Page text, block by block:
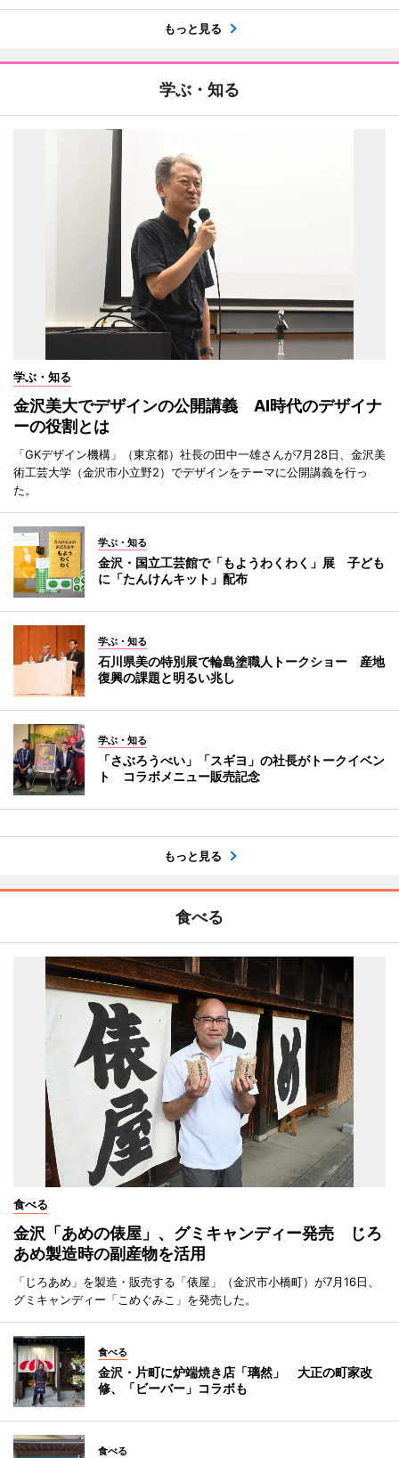
もっと見る
学ぶ・知る
学ぶ・知る
金沢美大でデザインの公開講義 AI時代のデザイナ
ーの役割とは
「GKデザイン機構」（東京都）社長の田中一雄さんが7月28日、金沢美
術工芸大学（金沢市小立野2）でデザインをテーマに公開講義を行っ
た。
学ぶ・知る
金沢・国立工芸館で「もようわくわく」展 子ども
に「たんけんキット」配布
学ぶ・知る
石川県美の特別展で輪島塗職人トークショー 産地
復興の課題と明るい兆し
学ぶ・知る
「さぶろうべい」「スギヨ」の社長がトークイベン
ト コラボメニュー販売記念
もっと見る
食べる
食べる
金沢「あめの俵屋」、グミキャンディー発売 じろ
あめ製造時の副産物を活用
「じろあめ」を製造・販売する「俵屋」（金沢市小橋町）が7月16日、
グミキャンディー「こめぐみこ」を発売した。
食べる
金沢・片町に炉端焼き店「璃然」 大正の町家改
修、「ビーバー」コラボも
食べる